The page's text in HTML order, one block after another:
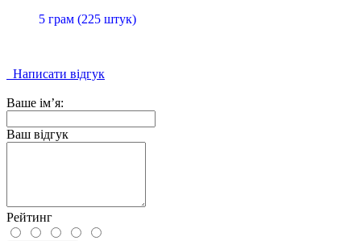
5 грам (225 штук)
Написати відгук
Ваше ім’я:
Ваш відгук
Рейтинг